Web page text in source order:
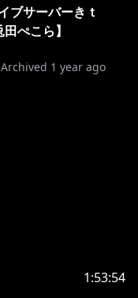
ブサーバーきｔ
ぺこら】
Archived 1 year ago
1:53:54